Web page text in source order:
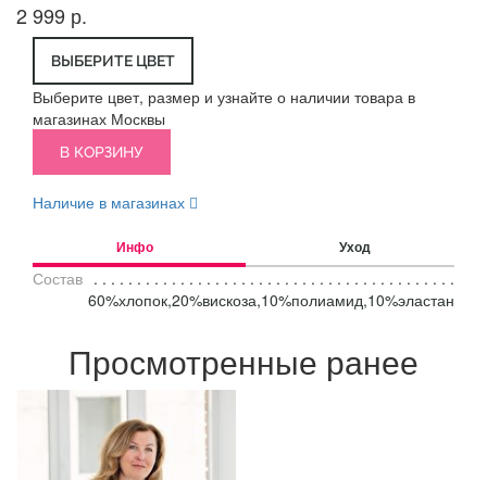
2 999 р.
ВЫБЕРИТЕ ЦВЕТ
Выберите цвет, размер и узнайте о наличии товара в
магазинах Москвы
В КОРЗИНУ
Наличие в магазинах
Инфо Уход
Состав
60%хлопок,20%вискоза,10%полиамид,10%эластан
Просмотренные ранее